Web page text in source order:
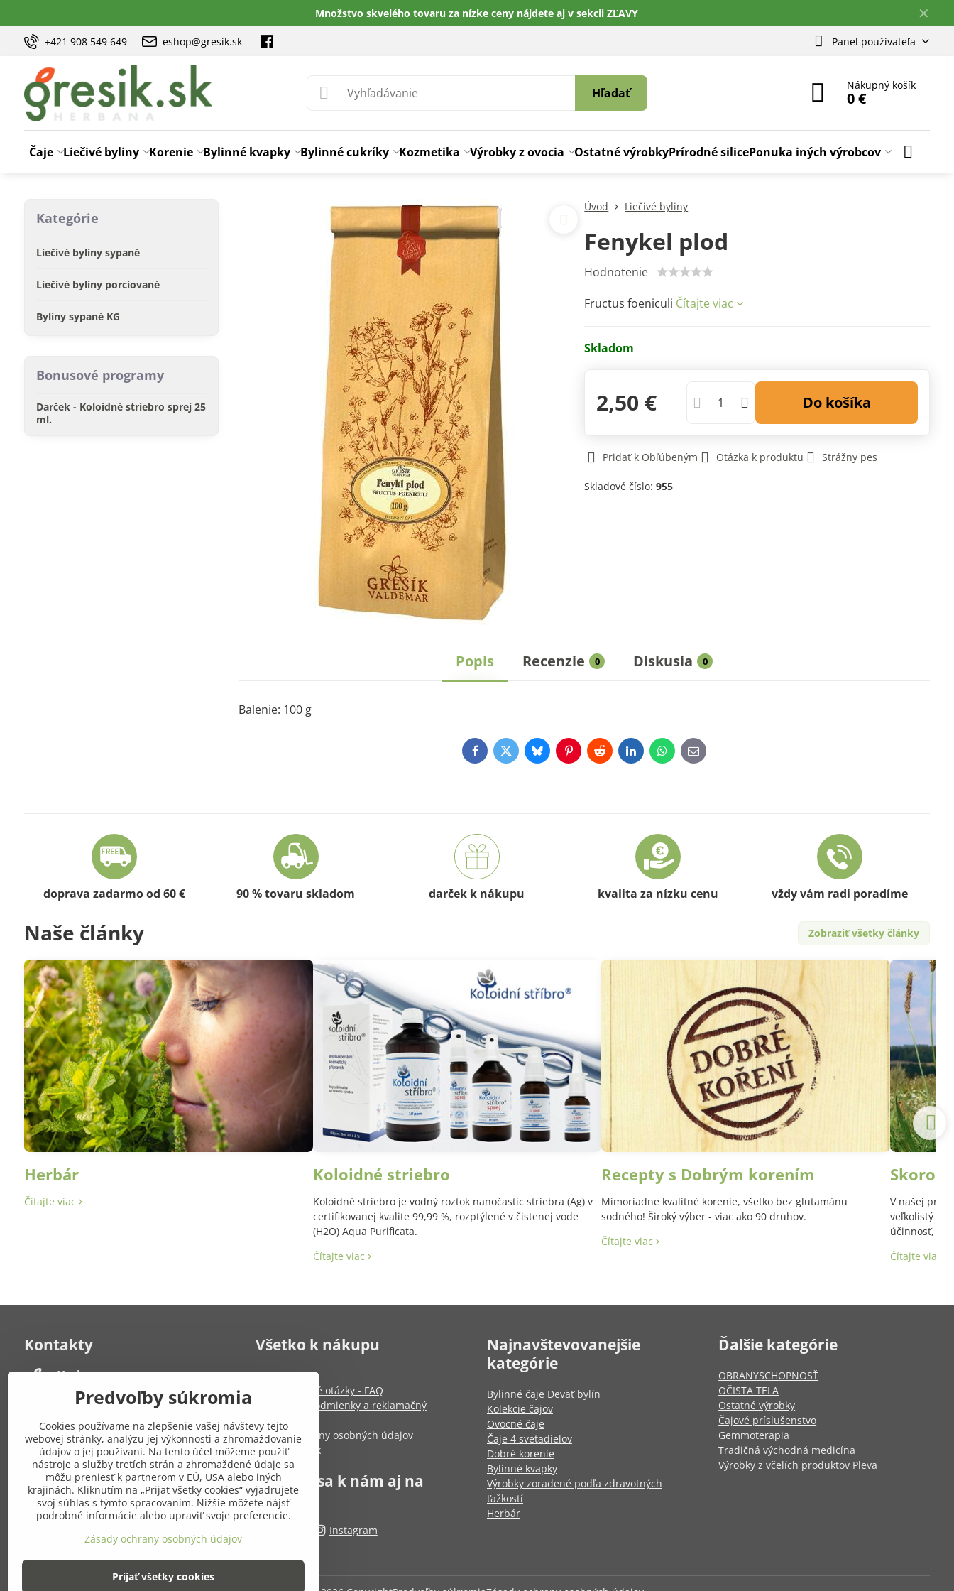
✕
Množstvo skvelého tovaru za nízke ceny nájdete aj v sekcii ZĽAVY
+421 908 549 649 eshop@gresik.sk Panel používateľa
Hľadať
Nákupný košík
0 €
Čaje Liečivé byliny Korenie Bylinné kvapky Bylinné cukríky Kozmetika Výrobky z ovocia Ostatné výrobkyPrírodné silicePonuka iných výrobcov
Úvod Liečivé byliny
Fenykel plod
Hodnotenie
Fructus foeniculi Čítajte viac
Skladom
2,50 € Do košíka
Pridať k Obľúbeným Otázka k produktu Strážny pes
Skladové číslo:955
Popis Recenzie 0 Diskusia 0
Balenie: 100 g
FacebookTwitterBlueskyPinterestRedditLinkedInWhatsApp
E-
mail
Kategórie
Liečivé byliny sypané
Liečivé byliny porciované
Byliny sypané KG
Bonusové programy
Darček - Koloidné striebro sprej 25
ml.
doprava zadarmo od 60 € 90 % tovaru skladom darček k nákupu kvalita za nízku cenu vždy vám radi poradíme
Naše články
Herbár
Čítajte viac
Koloidné striebro
Koloidné striebro je vodný roztok nanočastíc striebra (Ag) v
certifikovanej kvalite 99,99 %, rozptýlené v čistenej vode
(H2O) Aqua Purificata.
Čítajte viac
Recepty s Dobrým korením
Mimoriadne kvalitné korenie, všetko bez glutamánu
sodného! Široký výber - viac ako 90 druhov.
Čítajte viac
V našej
veľkolistý a
účinnosť, aj
Čítajte viac
Zobraziť všetky články
Kontakty
Herbana, s​.r​.o​.
Strelecká 6
931 01 Šamorín
+421 908 549 649
eshop​@gresik​.sk
Osobný odber
Strelecká 6, Šamorín
Všetko k nákupu
Kontakt
Často kladené otázky - FAQ
Obchodné podmienky a reklamačný
poriadok
Zásady ochrany osobných údajov
Mapa stránok
Pridajte sa k nám aj na
sieťach
Instagram
Najnavštevovanejšie
kategórie
Bylinné čaje Deväť bylín
Kolekcie čajov
Ovocné čaje
Čaje 4 svetadielov
Dobré korenie
Bylinné kvapky
Výrobky zoradené podľa zdravotných
ťažkostí
Herbár
Ďalšie kategórie
OBRANYSCHOPNOSŤ
OČISTA TELA
Ostatné výrobky
Čajové príslušenstvo
Gemmoterapia
Tradičná východná medicína
Výrobky z včelích produktov Pleva
Predvoľby súkromia
Cookies používame na zlepšenie vašej návštevy tejto
webovej stránky, analýzu jej výkonnosti a zhromažďovanie
údajov o jej používaní. Na tento účel môžeme použiť
nástroje a služby tretích strán a zhromaždené údaje sa
môžu preniesť k partnerom v EÚ, USA alebo iných
krajinách. Kliknutím na „Prijať všetky cookies“ vyjadrujete
svoj súhlas s týmto spracovaním. Nižšie môžete nájsť
podrobné informácie alebo upraviť svoje preferencie.
Zásady ochrany osobných údajov
Prijať všetky cookies